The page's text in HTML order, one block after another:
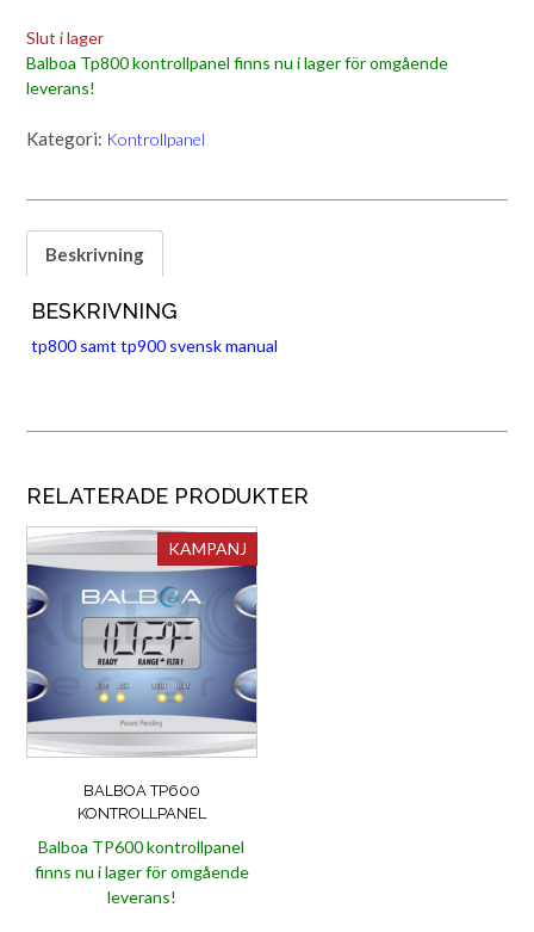
Slut i lager
Balboa Tp800 kontrollpanel finns nu i lager för omgående
leverans!
Kategori: Kontrollpanel
Beskrivning
BESKRIVNING
tp800 samt tp900 svensk manual
RELATERADE PRODUKTER
KAMPANJ
BALBOA TP600
KONTROLLPANEL
Balboa TP600 kontrollpanel
finns nu i lager för omgående
leverans!